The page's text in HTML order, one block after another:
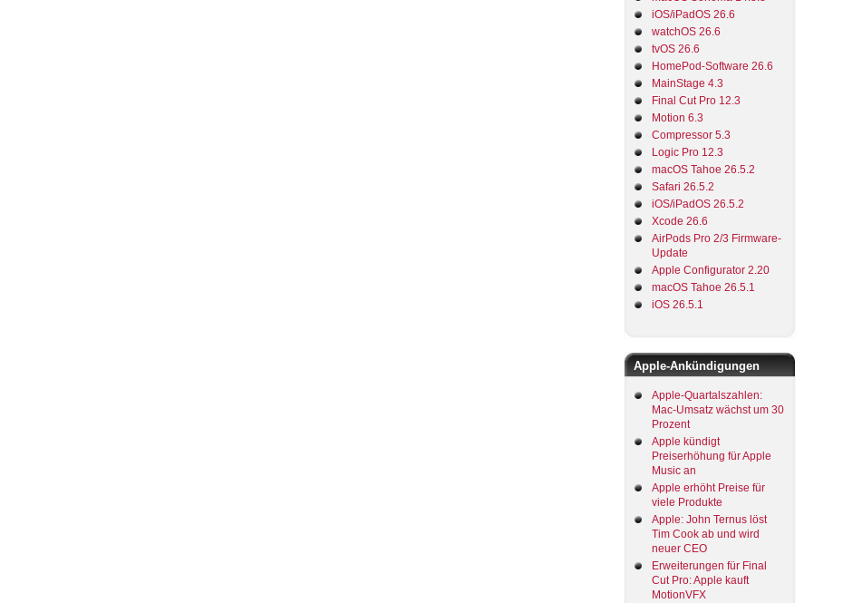
iOS/iPadOS 26.6
watchOS 26.6
tvOS 26.6
HomePod-Software 26.6
MainStage 4.3
Final Cut Pro 12.3
Motion 6.3
Compressor 5.3
Logic Pro 12.3
macOS Tahoe 26.5.2
Safari 26.5.2
iOS/iPadOS 26.5.2
Xcode 26.6
AirPods Pro 2/3 Firmware-
Update
Apple Configurator 2.20
macOS Tahoe 26.5.1
iOS 26.5.1
Apple-Ankündigungen
Apple-Quartalszahlen:
Mac-Umsatz wächst um 30
Prozent
Apple kündigt
Preiserhöhung für Apple
Music an
Apple erhöht Preise für
viele Produkte
Apple: John Ternus löst
Tim Cook ab und wird
neuer CEO
Erweiterungen für Final
Cut Pro: Apple kauft
MotionVFX